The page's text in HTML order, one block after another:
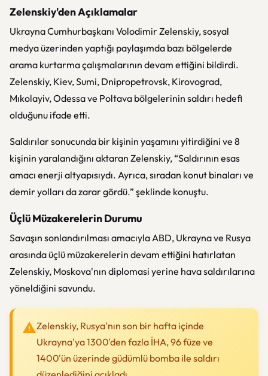
Zelenskiy'den Açıklamalar
Ukrayna Cumhurbaşkanı Volodimir Zelenskiy, sosyal
medya üzerinden yaptığı paylaşımda bazı bölgelerde
arama kurtarma çalışmalarının devam ettiğini bildirdi.
Zelenskiy, Kiev, Sumi, Dnipropetrovsk, Kirovograd,
Mıkolayiv, Odessa ve Poltava bölgelerinin saldırı hedefi
olduğunu ifade etti.
Saldırılar sonucunda bir kişinin yaşamını yitirdiğini ve 8
kişinin yaralandığını aktaran Zelenskiy, “Saldırının esas
amacı enerji altyapısıydı. Ayrıca, sıradan konut binaları ve
demir yolları da zarar gördü.” şeklinde konuştu.
Üçlü Müzakerelerin Durumu
Savaşın sonlandırılması amacıyla ABD, Ukrayna ve Rusya
arasında üçlü müzakerelerin devam ettiğini hatırlatan
Zelenskiy, Moskova'nın diplomasi yerine hava saldırılarına
yöneldiğini savundu.
Zelenskiy, Rusya'nın son bir hafta içinde
Ukrayna'ya 1300'den fazla İHA, 96 füze ve
1400'ün üzerinde güdümlü bomba ile saldırı